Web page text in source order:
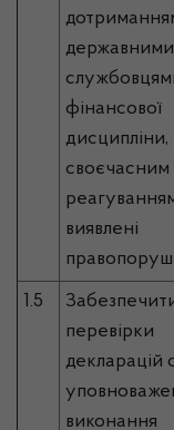
державними
фінансової
дисципліни,
своєчасним
виявлені
1.5
перевірки
декларацій
виконання